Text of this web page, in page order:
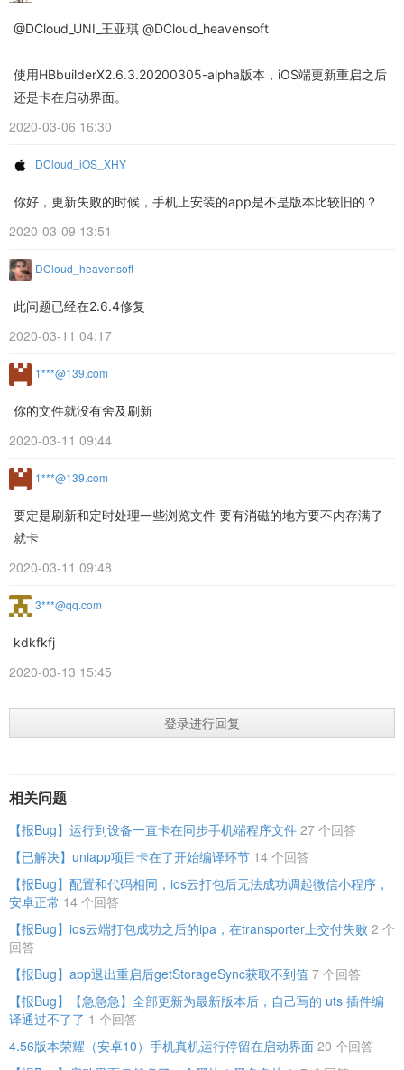
@DCloud_UNI_王亚琪 @DCloud_heavensoft
使用HBbuilderX2.6.3.20200305-alpha版本，iOS端更新重启之后
还是卡在启动界面。
2020-03-06 16:30
DCloud_iOS_XHY
你好，更新失败的时候，手机上安装的app是不是版本比较旧的？
2020-03-09 13:51
DCloud_heavensoft
此问题已经在2.6.4修复
2020-03-11 04:17
1***@139.com
你的文件就没有舍及刷新
2020-03-11 09:44
1***@139.com
要定是刷新和定时处理一些浏览文件 要有消磁的地方要不内存满了
就卡
2020-03-11 09:48
3***@qq.com
kdkfkfj
2020-03-13 15:45
登录进行回复
相关问题
【报Bug】运行到设备一直卡在同步手机端程序文件 27 个回答
【已解决】uniapp项目卡在了开始编译环节 14 个回答
【报Bug】配置和代码相同，ios云打包后无法成功调起微信小程序，
安卓正常 14 个回答
【报Bug】ios云端打包成功之后的ipa，在transporter上交付失败 2 个
回答
【报Bug】app退出重启后getStorageSync获取不到值 7 个回答
【报Bug】【急急急】全部更新为最新版本后，自己写的 uts 插件编
译通过不了了 1 个回答
4.56版本荣耀（安卓10）手机真机运行停留在启动界面 20 个回答